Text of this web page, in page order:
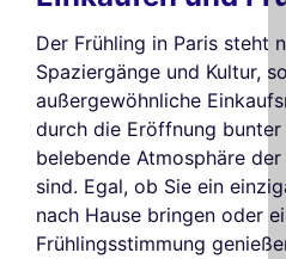
Der Frühling in Paris steht
Spaziergänge und Kultur,
außergewöhnliche
durch die Eröffnung
belebende Atmosphäre
sind. Egal, ob Sie ein
nach Hause bringen oder
Frühlingsstimmung